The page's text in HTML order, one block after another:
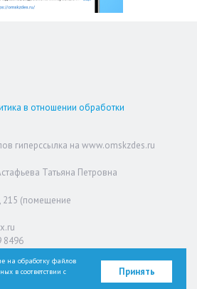
в отношении обработки
гиперссылка на www.omskzdes.ru
Татьяна Петровна
215 (помещение
8496
на обработку файлов
в соответствии с
Принять